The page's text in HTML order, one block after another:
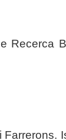
Recerca
Farrerons.